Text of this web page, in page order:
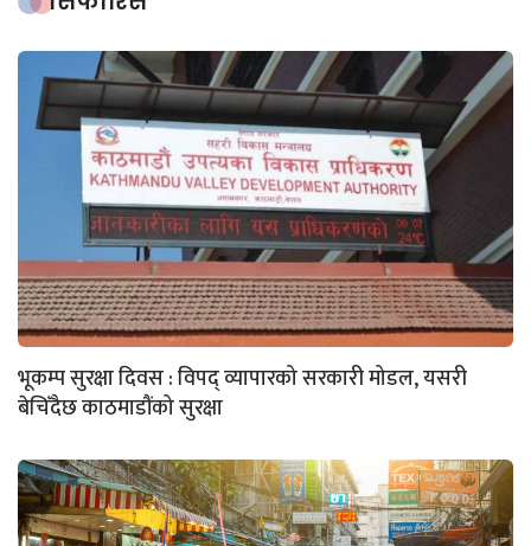
भूकम्प सुरक्षा दिवस : विपद् व्यापारको सरकारी मोडल, यसरी
बेचिँदैछ काठमाडौंको सुरक्षा